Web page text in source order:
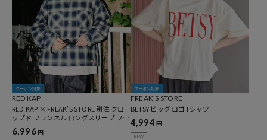
クーポン対象
RED KAP
RED KAP × FREAK'S STORE 別注 クロ
ップド フランネル ロングスリーブ ワー
クシャツ
6,996 円
クーポン対象
FREAK'S STORE
BETSY ビッグ ロゴTシャツ
4,994 円
NEW